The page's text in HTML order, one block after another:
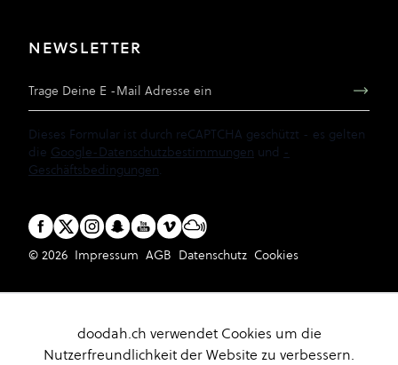
NEWSLETTER
Dieses Formular ist durch reCAPTCHA geschützt - es gelten
die Google-Datenschutzbestimmungen und -
Geschäftsbedingungen.
© 2026 Impressum AGB Datenschutz Cookies
doodah.ch verwendet Cookies um die
Nutzerfreundlichkeit der Website zu verbessern.